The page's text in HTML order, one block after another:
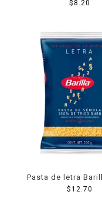
cortado 200
$ 8.20
Pasta de letra
$12.70